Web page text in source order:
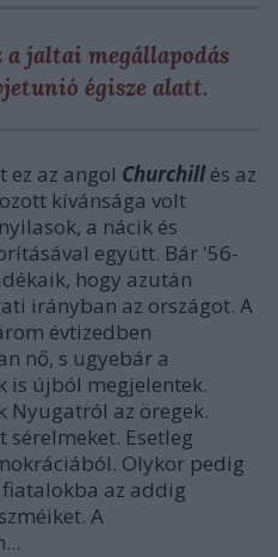
jaltai megállapodás
égisze alatt.
ez az angol Churchillés az
kívánsága volt
a nácik és
együtt. Bár '56-
hogy azután
irányban az országot. A
évtizedben
nő, s ugyebár a
is újból megjelentek.
Nyugatról az öregek.
sérelmeket. Esetleg
Olykor pedig
az addig
A